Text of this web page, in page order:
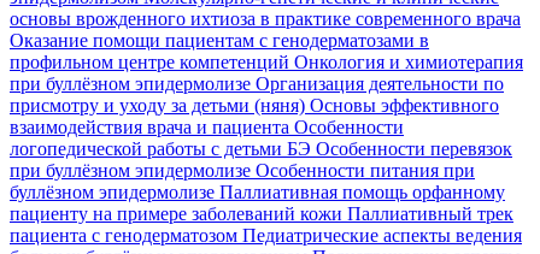
основы врожденного ихтиоза в практике современного врача
Оказание помощи пациентам с генодерматозами в
профильном центре компетенций Онкология и химиотерапия
при буллёзном эпидермолизе Организация деятельности по
присмотру и уходу за детьми (няня) Основы эффективного
взаимодействия врача и пациента Особенности
логопедической работы с детьми БЭ Особенности перевязок
при буллёзном эпидермолизе Особенности питания при
буллёзном эпидермолизе Паллиативная помощь орфанному
пациенту на примере заболеваний кожи Паллиативный трек
пациента с генодерматозом Педиатрические аспекты ведения